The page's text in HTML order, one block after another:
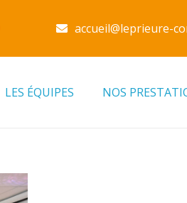
accueil@leprieure-
LES ÉQUIPES NOS